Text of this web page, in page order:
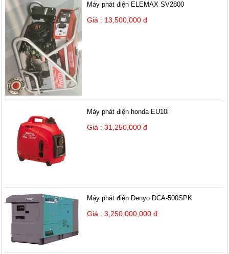
Máy phát điện ELEMAX SV2800
Giá : 13,500,000 đ
Máy phát điện honda EU10i
Giá : 31,250,000 đ
Máy phát điện Denyo DCA-500SPK
Giá : 3,250,000,000 đ